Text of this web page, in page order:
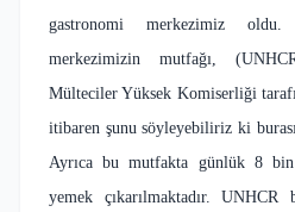
gastronomi merkezimiz
merkezimizin mutfağı,
Mülteciler Yüksek Komiserliği
itibaren şunu söyleyebiliriz ki
Ayrıca bu mutfakta günlük 8
yemek çıkarılmaktadır.